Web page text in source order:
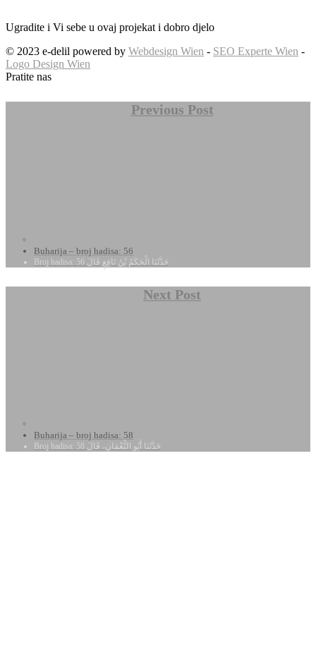
Ugradite i Vi sebe u ovaj projekat i dobro djelo
© 2023 e-delil powered by Webdesign Wien - SEO Experte Wien -
Logo Design Wien
Pratite nas
Previous Post
Buharija – broj hadisa: 56
Broj hadisa: 56 حَدَّثَنَا الْحَكَمُ بْنُ نَافِعٍ قَالَ
Next Post
Buharija – broj hadisa: 58
Broj hadisa: 58 حَدَّثَنَا أَبُو النُّعْمَانِ، قَالَ